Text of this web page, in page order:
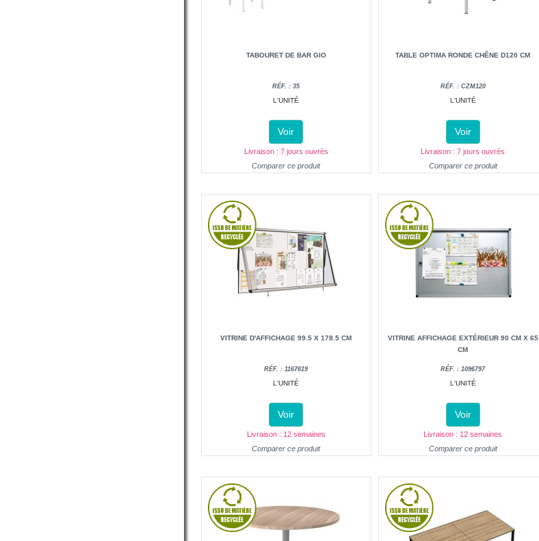
TABOURET DE BAR GIO
RÉF. : 35
L'UNITÉ
Voir
Livraison : 7 jours ouvrés
Comparer ce produit
TABLE OPTIMA RONDE CHÊNE D120 CM
RÉF. : CZM120
L'UNITÉ
Voir
Livraison : 7 jours ouvrés
Comparer ce produit
VITRINE D'AFFICHAGE 99.5 X 178.5 CM
RÉF. : 1167619
L'UNITÉ
Voir
Livraison : 12 semaines
Comparer ce produit
VITRINE AFFICHAGE EXTÉRIEUR 90 CM X 65
CM
RÉF. : 1096797
L'UNITÉ
Voir
Livraison : 12 semaines
Comparer ce produit